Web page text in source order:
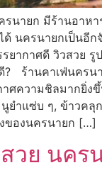
รนายก มีร้านอาห
ด้ นครนายกเป็นอี
รยากาศดี วิวสวย
? ร้านคาเฟ่นครน
าศความชิลมากยิ่ง
นูยำแซ่บ ๆ, ข้าวค
ของนครนายก […]
วย นคร